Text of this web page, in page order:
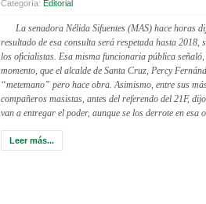
Categoría: Editorial
La senadora Nélida Sifuentes (MAS) hace horas
resultado de esa consulta será respetada hasta 2018,
los oficialistas. Esa misma funcionaria pública
momento, que el alcalde de Santa Cruz, Percy
“metemano” pero hace obra. Asimismo, entre sus
compañeros masistas, antes del referendo del 21F,
van a entregar el poder, aunque se los derrote en esa
Leer más...